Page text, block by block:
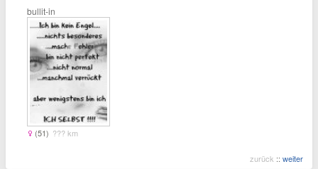
bullit-in
(51) ??? km
zurück :: weiter